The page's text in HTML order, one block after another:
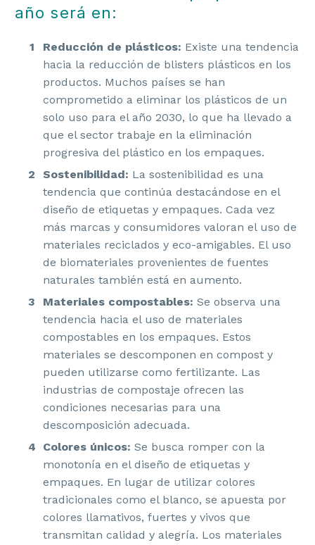
año será en:
Reducción de plásticos: Existe una tendencia
hacia la reducción de blisters plásticos en los
productos. Muchos países se han
comprometido a eliminar los plásticos de un
solo uso para el año 2030, lo que ha llevado a
que el sector trabaje en la eliminación
progresiva del plástico en los empaques.
Sostenibilidad: La sostenibilidad es una
tendencia que continúa destacándose en el
diseño de etiquetas y empaques. Cada vez
más marcas y consumidores valoran el uso de
materiales reciclados y eco-amigables. El uso
de biomateriales provenientes de fuentes
naturales también está en aumento.
Materiales compostables: Se observa una
tendencia hacia el uso de materiales
compostables en los empaques. Estos
materiales se descomponen en compost y
pueden utilizarse como fertilizante. Las
industrias de compostaje ofrecen las
condiciones necesarias para una
descomposición adecuada.
Colores únicos: Se busca romper con la
monotonía en el diseño de etiquetas y
empaques. En lugar de utilizar colores
tradicionales como el blanco, se apuesta por
colores llamativos, fuertes y vivos que
transmitan calidad y alegría. Los materiales